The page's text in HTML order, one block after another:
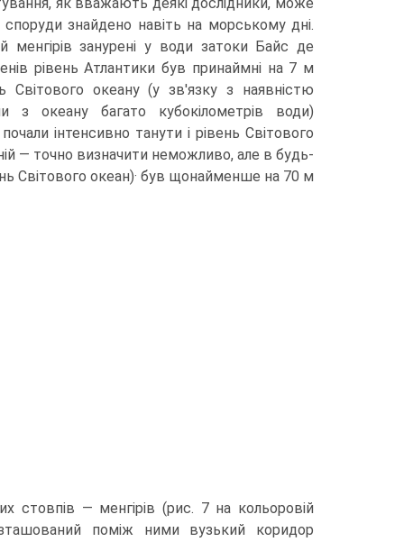
знайдено навіть на морському дні.
менгірів занурені у води затоки Байс де
рівень Атлантики був при­наймні на 7 м
Світового океану (у зв'язку з наявністю
з океану багато кубокілометрів води)
інтенсивно танути і рівень Світо­вого
— точно визначити неможливо, але в будь-
Світового океан)· був щонайменше на 70 м
стов­пів — менгірів (рис. 7 на кольоровій
поміж ними вузький коридор